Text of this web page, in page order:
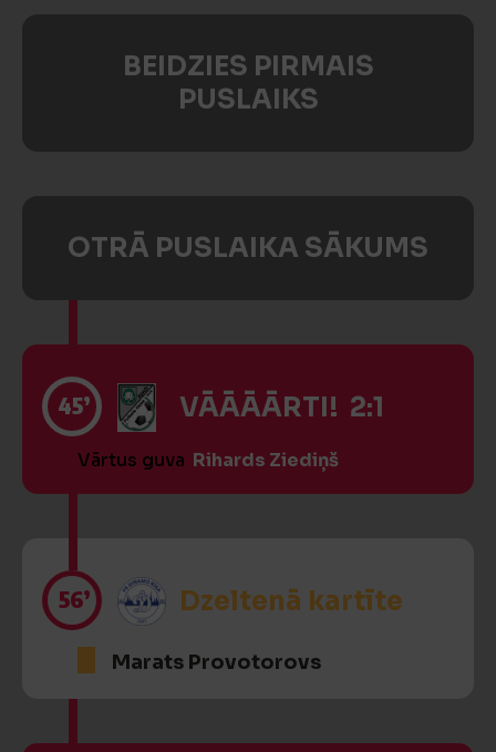
BEIDZIES PIRMAIS
PUSLAIKS
OTRĀ PUSLAIKA SĀKUMS
45’ VĀĀĀĀRTI! 2:1
Vārtus guva Rihards Ziediņš
56’ Dzeltenā kartīte
Marats Provotorovs